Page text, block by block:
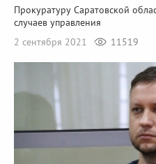
Прокуратуру Саратовской
случаев управления
2 сентября 2021
11519